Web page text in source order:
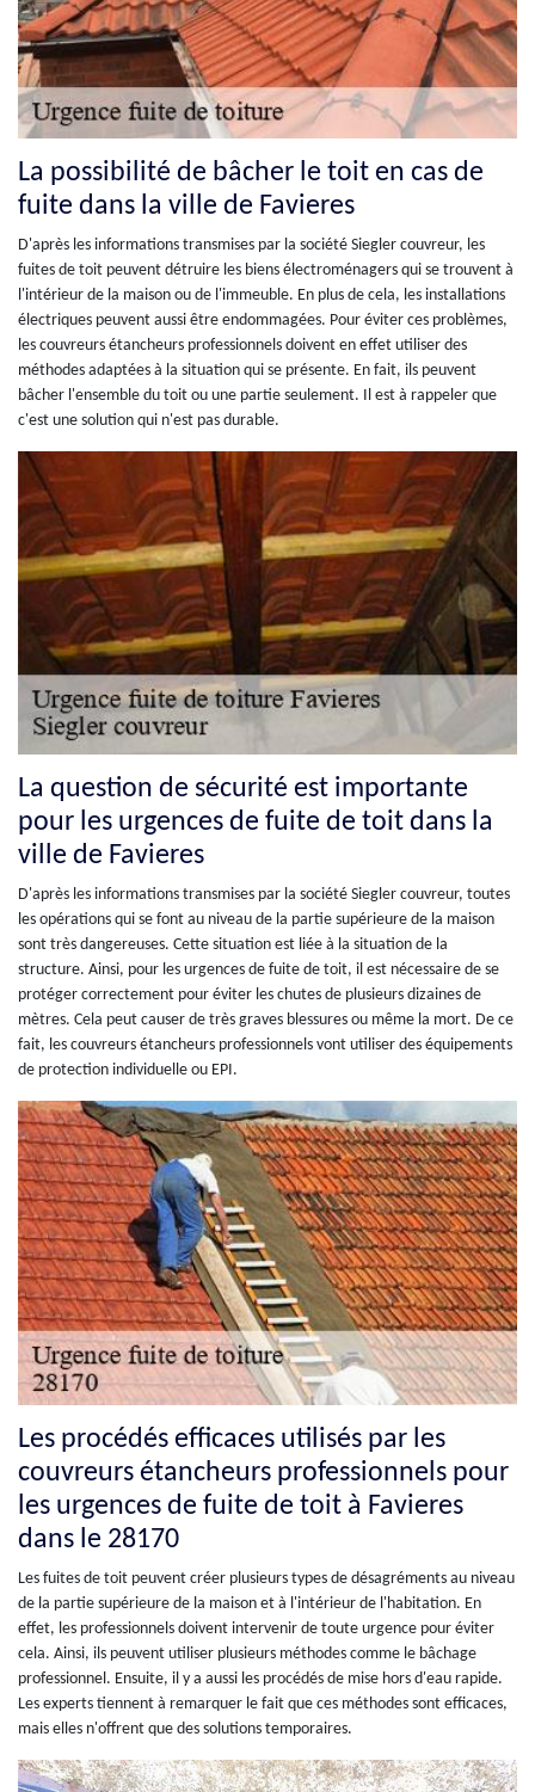
La possibilité de bâcher le toit en cas de
fuite dans la ville de Favieres
D'après les informations transmises par la société Siegler couvreur, les
fuites de toit peuvent détruire les biens électroménagers qui se trouvent à
l'intérieur de la maison ou de l'immeuble. En plus de cela, les installations
électriques peuvent aussi être endommagées. Pour éviter ces problèmes,
les couvreurs étancheurs professionnels doivent en effet utiliser des
méthodes adaptées à la situation qui se présente. En fait, ils peuvent
bâcher l'ensemble du toit ou une partie seulement. Il est à rappeler que
c'est une solution qui n'est pas durable.
La question de sécurité est importante
pour les urgences de fuite de toit dans la
ville de Favieres
D'après les informations transmises par la société Siegler couvreur, toutes
les opérations qui se font au niveau de la partie supérieure de la maison
sont très dangereuses. Cette situation est liée à la situation de la
structure. Ainsi, pour les urgences de fuite de toit, il est nécessaire de se
protéger correctement pour éviter les chutes de plusieurs dizaines de
mètres. Cela peut causer de très graves blessures ou même la mort. De ce
fait, les couvreurs étancheurs professionnels vont utiliser des équipements
de protection individuelle ou EPI.
Les procédés efficaces utilisés par les
couvreurs étancheurs professionnels pour
les urgences de fuite de toit à Favieres
dans le 28170
Les fuites de toit peuvent créer plusieurs types de désagréments au niveau
de la partie supérieure de la maison et à l'intérieur de l'habitation. En
effet, les professionnels doivent intervenir de toute urgence pour éviter
cela. Ainsi, ils peuvent utiliser plusieurs méthodes comme le bâchage
professionnel. Ensuite, il y a aussi les procédés de mise hors d'eau rapide.
Les experts tiennent à remarquer le fait que ces méthodes sont efficaces,
mais elles n'offrent que des solutions temporaires.